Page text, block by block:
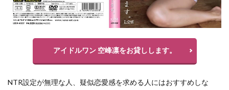
アイドルワン 空峰凛をお貸しします。
NTR設定が無理な人、疑似恋愛感を求める人にはおすすめしな